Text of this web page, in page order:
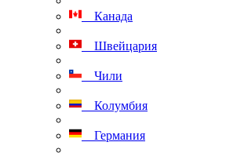
Канада
Швейцария
Чили
Колумбия
Германия